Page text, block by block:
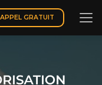
GRATUIT